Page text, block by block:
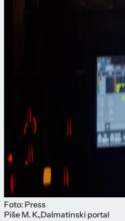
Foto: Press
Piše M. K.,Dalmatinski portal